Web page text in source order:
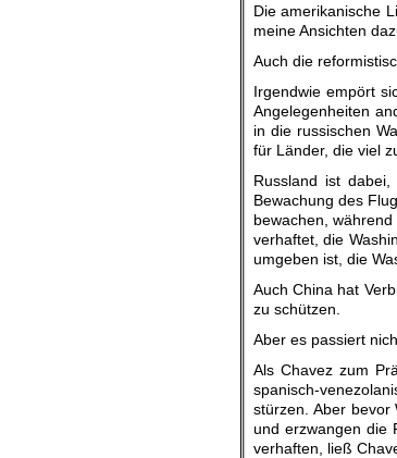
Die amerikanische
meine Ansichten
Auch die
Irgendwie empört
Angelegenheiten
in die russischen
für Länder, die viel
Russland ist
Bewachung des
bewachen,
verhaftet, die
umgeben ist, die
Auch China hat
zu schützen.
Aber es passiert
Als Chavez zum
spanisch-
stürzen. Aber bevor
und erzwangen die
verhaften, ließ